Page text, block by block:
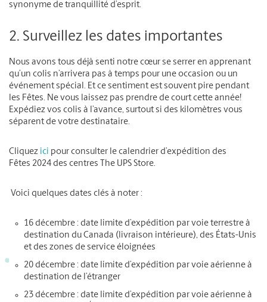
synonyme de tranquillité d’esprit.
2. Surveillez les dates importantes
Nous avons tous déjà senti notre cœur se serrer en apprenant
qu’un colis n’arrivera pas à temps pour une occasion ou un
événement spécial. Et ce sentiment est souvent pire pendant
les Fêtes. Ne vous laissez pas prendre de court cette année!
Expédiez vos colis à l’avance, surtout si des kilomètres vous
séparent de votre destinataire.
Cliquez ici pour consulter le calendrier d’expédition des
Fêtes 2024 des centres The UPS Store.
Voici quelques dates clés à noter :
16 décembre : date limite d’expédition par voie terrestre à
destination du Canada (livraison intérieure), des États-Unis
et des zones de service éloignées
20 décembre : date limite d’expédition par voie aérienne à
destination de l’étranger
23 décembre : date limite d’expédition par voie aérienne à